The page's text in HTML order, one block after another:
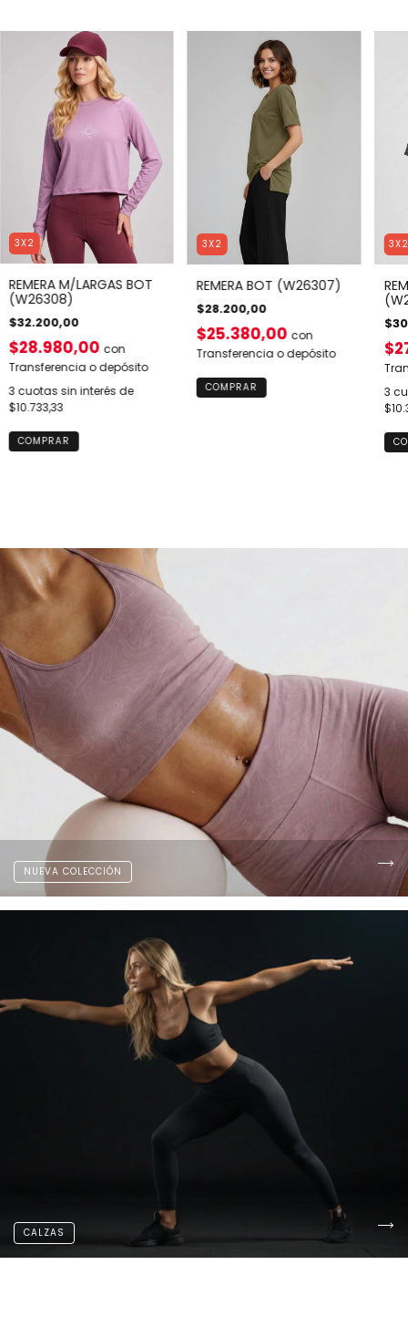
3X2
REMERA M/LARGAS BOT
(W26308)
$32.200,00
$28.980,00 con
Transferencia o depósito
3 cuotas sin interés de
$10.733,33
COMPRAR
3X2
REMERA BOT (W26307)
$28.200,00
$25.380,00 con
Transferencia o depósito
COMPRAR
3
NUEVA COLECCIÓN
CALZAS